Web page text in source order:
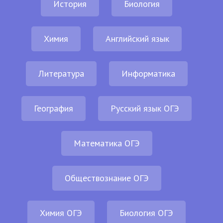
История Биология
Химия Английский язык
Литература Информатика
География Русский язык ОГЭ
Математика ОГЭ
Обществознание ОГЭ
Химия ОГЭ Биология ОГЭ